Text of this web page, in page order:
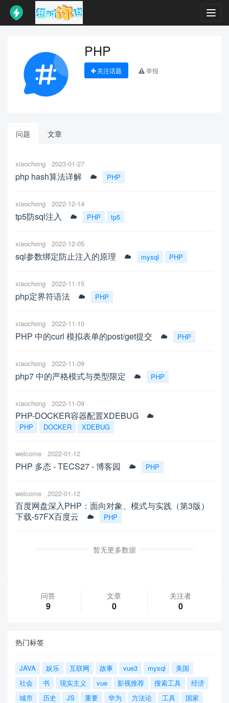
PHP
关注话题 举报
问题 文章
xiaochong 2023-01-27
php hash算法详解 PHP
xiaochong 2022-12-14
tp5防sql注入 PHP tp5
xiaochong 2022-12-05
sql参数绑定防止注入的原理 mysql PHP
xiaochong 2022-11-15
php定界符语法 PHP
xiaochong 2022-11-10
PHP 中的curl 模拟表单的post/get提交 PHP
xiaochong 2022-11-09
php7 中的严格模式与类型限定 PHP
xiaochong 2022-11-09
PHP-DOCKER容器配置XDEBUG
PHP DOCKER XDEBUG
welcome 2022-01-12
PHP 多态 - TECS27 - 博客园 PHP
welcome 2022-01-12
百度网盘深入PHP：面向对象、模式与实践（第3版）
下载-57FX百度云
PHP
暂无更多数据
问答
9
文章
0
关注者
0
热门标签
JAVA 娱乐 互联网 故事 vue3 mysql
美国
社会
书 现实主义 vue 影视推荐 搜索工具
经济
城市
历史 JS 重要 华为 方法论 工具
国家